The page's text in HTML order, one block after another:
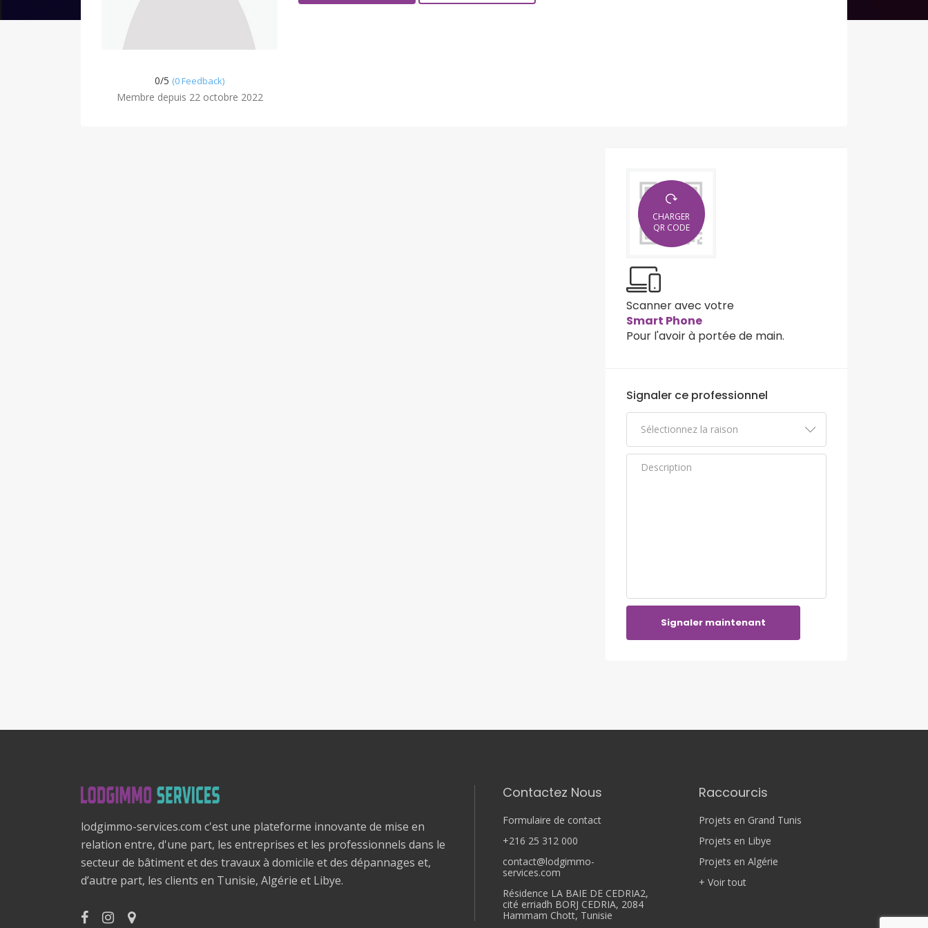
0/5 (0 Feedback)
Membre depuis 22 octobre 2022
CHARGER
QR CODE
Scanner avec votre
Smart Phone
Pour l'avoir à portée de main.
Signaler ce professionnel
Signaler maintenant
lodgimmo-services.com c'est une plateforme innovante de mise en
relation entre, d'une part, les entreprises et les professionnels dans le
secteur de bâtiment et des travaux à domicile et des dépannages et,
d’autre part, les clients en Tunisie, Algérie et Libye.
Contactez Nous
Formulaire de contact
+216 25 312 000
contact@lodgimmo-
services.com
Résidence LA BAIE DE CEDRIA2,
cité erriadh BORJ CEDRIA, 2084
Hammam Chott, Tunisie
Raccourcis
Projets en Grand Tunis
Projets en Libye
Projets en Algérie
+ Voir tout